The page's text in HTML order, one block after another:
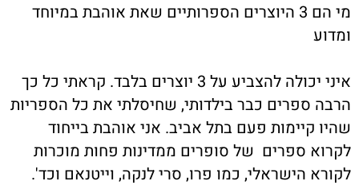
מי הם 3 היוצרים הספרותיים שאת אוהבת במיוחד
ומדוע
איני יכולה להצביע על 3 יוצרים בלבד. קראתי כל כך
הרבה ספרים כבר בילדותי, שחיסלתי את כל הספריות
שהיו קיימות פעם בתל אביב. אני אוהבת בייחוד
לקרוא ספרים של סופרים ממדינות פחות מוכרות
לקורא הישראלי, כמו פרו, סרי לנקה, וייטנאם וכד'.